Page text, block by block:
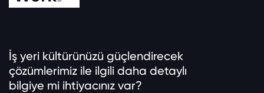
İş yeri kültürünüzü güçlendirecek
çözümlerimiz ile ilgili daha detaylı
bilgiye mi ihtiyacınız var?